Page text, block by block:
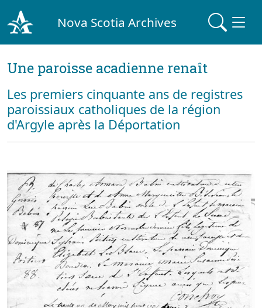
Nova Scotia Archives
Une paroisse acadienne renaît
Les premiers cinquante ans de registres
paroissiaux catholiques de la région
d'Argyle après la Déportation